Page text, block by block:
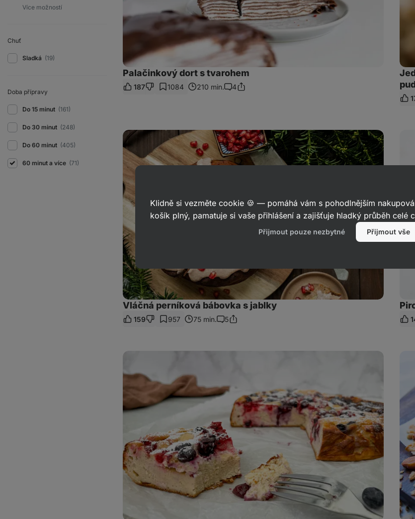
Chuť
Sladká (19)
Doba přípravy
Do 15 minut (161)
Do 30 minut (248)
Do 60 minut (405)
60 minut a více (71)
Palačinkový dort s tvarohem
187 1084 210 min.
Komentáře
4Sdílet
Vláčná
perníková
bábovka
s
Vláčná perníková bábovka s jablky
159 957 75 min.
Komentáře
5Sdílet
Proteinový
lepku
Klidně si vezměte cookie 🍪 — pomáhá vám s pohodlnějším
košík plný, pamatuje si vaše přihlášení a zajišťuje hladký průběh celé
Přijmout pouze nezbytné Přijmout vše